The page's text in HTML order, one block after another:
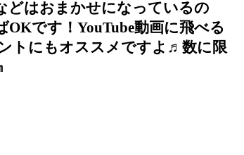
どはおまかせになっているの
です！YouTube動画に飛べる
トにもオススメですよ♬数に限